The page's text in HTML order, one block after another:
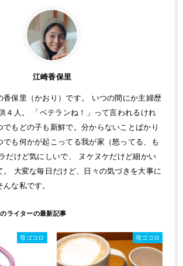
江崎香保里
香保里（かおり）です。 いつの間にか主婦歴
４人。 「ベテランね！」って言われるけれ
でもどの子も新鮮で。分からないことばかり
でも何かが起こってる我が家（怒ってる、も
だけど気にしいで、 ヌケヌケだけど細かい
。 大変な毎日だけど、日々の気づきを大事に
な私です。
母ゴコロ 母ゴコロ